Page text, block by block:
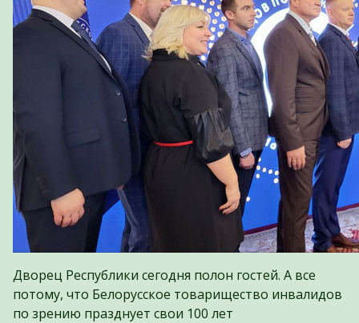
Дворец Республики сегодня полон гостей. А все
потому, что Белорусское товарищество инвалидов
по зрению празднует свои 100 лет